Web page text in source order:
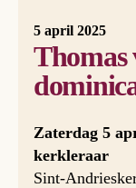
5 april 2025
Thomas
Zaterdag 5
kerkleraar
Sint-